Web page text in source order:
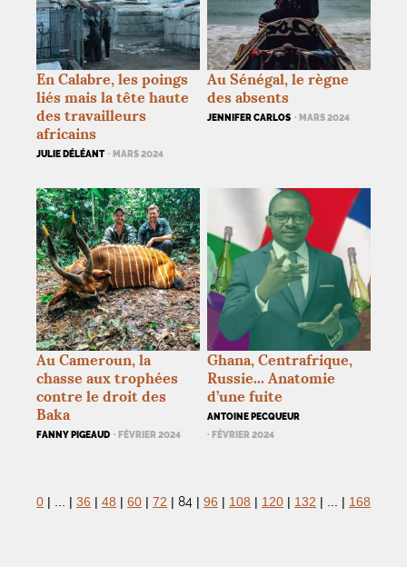
En Calabre, les poings
liés mais la tête haute
des travailleurs
africains
JULIE DÉLÉANT · MARS 2024
Au Sénégal, le règne
des absents
JENNIFER CARLOS · MARS 2024
Au Cameroun, la
chasse aux trophées
contre le droit des
Baka
FANNY PIGEAUD · FÉVRIER 2024
Ghana, Centrafrique,
Russie... Anatomie
d’une fuite
ANTOINE PECQUEUR
· FÉVRIER 2024
0 | | 36 | 48 | 60 | 72 | 84 | 96 | 108 | 120 | 132 | | 168